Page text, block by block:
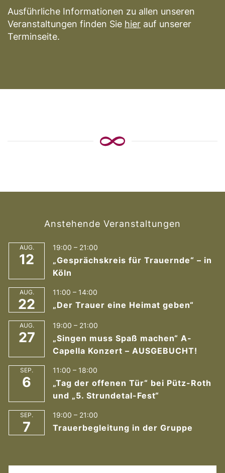
Ausführliche Informationen zu allen unseren
Veranstaltungen finden Sie hier auf unserer
Terminseite.
Anstehende Veranstaltungen
AUG.
12
19:00 – 21:00
„Gesprächskreis für Trauernde“ – in
Köln
AUG.
22
11:00 – 14:00
„Der Trauer eine Heimat geben“
AUG.
27
19:00 – 21:00
„Singen muss Spaß machen“ A-
Capella Konzert – AUSGEBUCHT!
SEP.
6
11:00 – 18:00
„Tag der offenen Tür“ bei Pütz-Roth
und „5. Strundetal-Fest“
SEP.
7
19:00 – 21:00
Trauerbegleitung in der Gruppe